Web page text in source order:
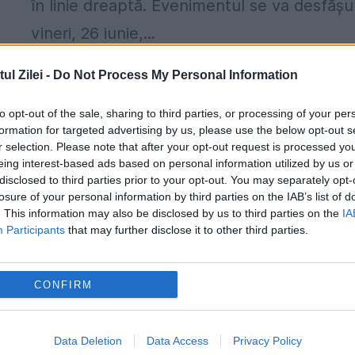
Zilei - Do Not Process My Personal Information
opt-out of the sale, sharing to third parties, or processing of your
for targeted advertising by us, please use the below opt-out
selection. Please note that after your opt-out request is processed
interest-based ads based on personal information utilized by us
to third parties prior to your opt-out. You may separately
of your personal information by third parties on the IAB’s list of
This information may also be disclosed by us to third parties on the
Participants that may further disclose it to other third parties.
CONFIRM
Data Deletion Data Access Privacy Policy
în linie dreaptă. Evenimentul se va
vineri, 26 iunie,...
Duffy, vedeta noii reclame Coca-Cola
light
1 APRILIE 2009
Coca-Cola România lansează pe piaţa
mult aşteptata campanie internaţională
pentru brand-ul Coca-Cola light, în care
apare superstarul Duffy. Campania o
dificile din viaţa...